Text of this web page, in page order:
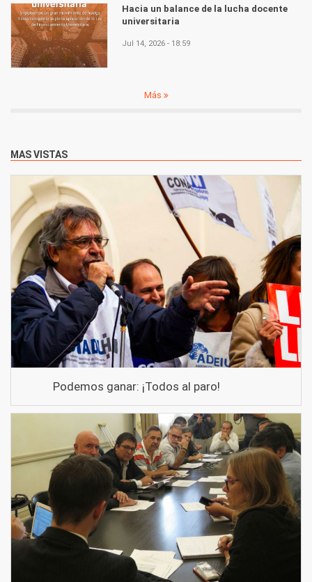
Hacia un balance de la lucha docente
universitaria
Jul 14, 2026 - 18:59
Más
MAS VISTAS
Podemos ganar: ¡Todos al paro!